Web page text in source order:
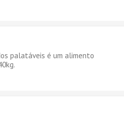
palatáveis é um alimento